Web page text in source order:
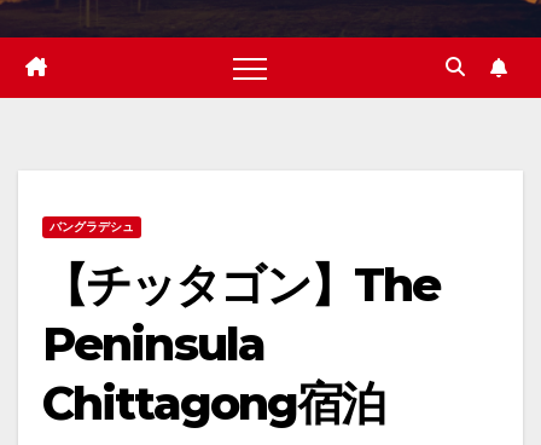
バングラデシュ
【チッタゴン】The
Peninsula
Chittagong宿泊